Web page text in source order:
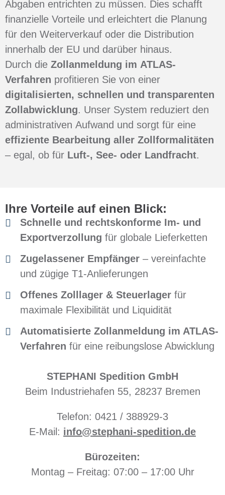
Abgaben entrichten zu müssen. Dies schafft
finanzielle Vorteile und erleichtert die Planung
für den Weiterverkauf oder die Distribution
innerhalb der EU und darüber hinaus.
Durch die Zollanmeldung im ATLAS-
Verfahren profitieren Sie von einer
digitalisierten, schnellen und transparenten
Zollabwicklung. Unser System reduziert den
administrativen Aufwand und sorgt für eine
effiziente Bearbeitung aller Zollformalitäten
– egal, ob für Luft-, See- oder Landfracht.
Ihre Vorteile auf einen Blick:
Schnelle und rechtskonforme Im- und
Exportverzollung für globale Lieferketten
Zugelassener Empfänger – vereinfachte
und zügige T1-Anlieferungen
Offenes Zolllager & Steuerlager für
maximale Flexibilität und Liquidität
Automatisierte Zollanmeldung im ATLAS-
Verfahren für eine reibungslose Abwicklung
STEPHANI Spedition GmbH
Beim Industriehafen 55, 28237 Bremen
Telefon: 0421 / 388929-3
E-Mail: info@stephani-spedition.de
Bürozeiten:
Montag – Freitag: 07:00 – 17:00 Uhr